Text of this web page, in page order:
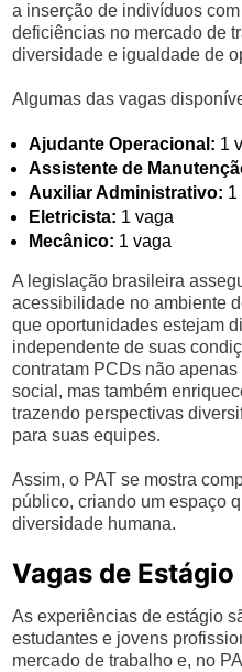
a inserção de indivíduos
deficiências no mercado de
diversidade e igualdade de
Algumas das vagas
Ajudante Operacional: 1
Assistente de
Auxiliar Administrativo: 1
Eletricista: 1 vaga
Mecânico: 1 vaga
A legislação brasileira
acessibilidade no ambiente
que oportunidades estejam
independente de suas
contratam PCDs não
social, mas também
trazendo perspectivas
para suas equipes.
Assim, o PAT se mostra
público, criando um espaço
diversidade humana.
Vagas de
As experiências de estágio
estudantes e jovens
mercado de trabalho e, no